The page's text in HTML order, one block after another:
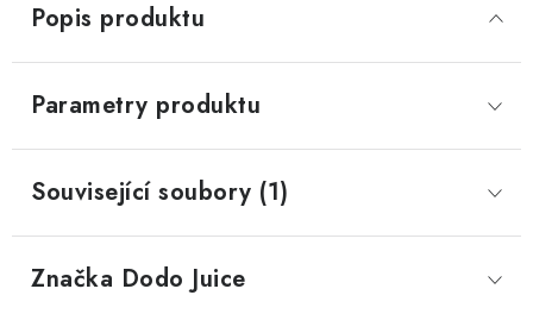
Popis produktu
Parametry produktu
Související soubory (1)
Značka Dodo Juice